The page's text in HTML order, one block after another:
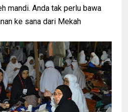
mandi. Anda tak perlu bawa
ke sana dari Mekah